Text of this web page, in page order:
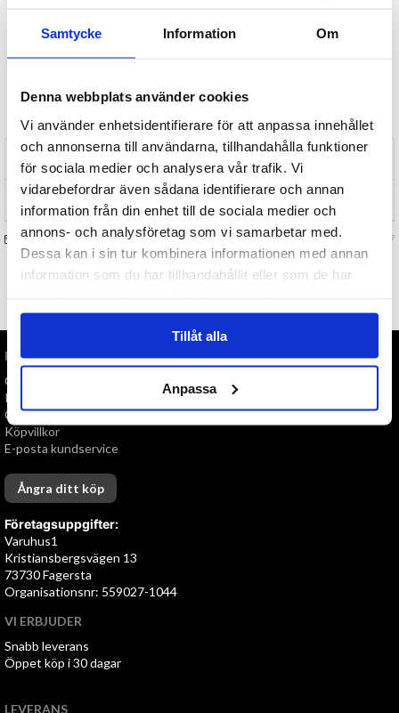
Samtycke Information Om
Denna webbplats använder cookies
Vi använder enhetsidentifierare för att anpassa innehållet
och annonserna till användarna, tillhandahålla funktioner
för sociala medier och analysera vår trafik. Vi
vidarebefordrar även sådana identifierare och annan
information från din enhet till de sociala medier och
annons- och analysföretag som vi samarbetar med.
Dessa kan i sin tur kombinera informationen med annan
information som du har tillhandahållit eller som de har
Tillåt alla
Anpassa
LAGER I SVERIGE, SNABB LEVERANS ÖPPET KÖP I 30 DAGAR
Tillfälligt Slut
Preliminärt åter i lager: Okänt
RECENSIONER (0)
FRÅGA OSS OM VARAN Art. nr 130817
INFORMATION
Om oss
Personuppgiftspolicy
Cookies
Köpvillkor
E-posta kundservice
Ångra ditt köp
Företagsuppgifter:
Varuhus1
Kristiansbergsvägen 13
73730 Fagersta
Organisationsnr: 559027-1044
VI ERBJUDER
Snabb leverans
Öppet köp i 30 dagar
LEVERANS